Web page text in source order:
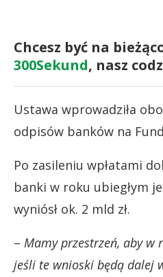
Chcesz być na
300Sekund, nasz
Ustawa wprowadziła
odpisów banków na
Po zasileniu wpłatami
banki w roku ubiegłym
wyniósł ok. 2 mld zł.
– Mamy przestrzeń, aby w
jeśli te wnioski będą dalej